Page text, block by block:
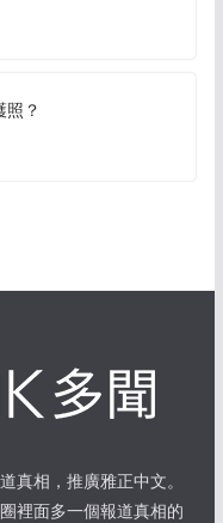
照？
真相，推廣雅正中文。
裡面多一個報道真相的